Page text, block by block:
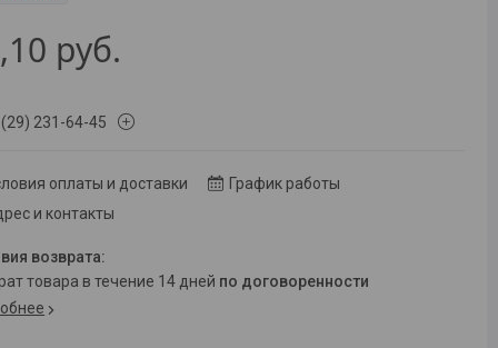
руб.
231-64-45
оплаты и доставки
График работы
и контакты
товара в течение 14 дней по договоренности